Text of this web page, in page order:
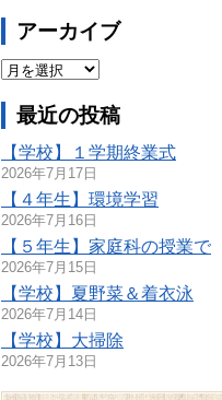
アーカイブ
最近の投稿
【学校】１学期終業式
2026年7月17日
【４年生】環境学習
2026年7月16日
【５年生】家庭科の授業で
2026年7月15日
【学校】夏野菜＆着衣泳
2026年7月14日
【学校】大掃除
2026年7月13日